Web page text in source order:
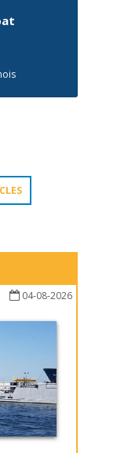
04-08-2026